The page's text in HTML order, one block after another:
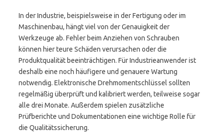
In der Industrie, beispielsweise in der Fertigung oder im
Maschinenbau, hängt viel von der Genauigkeit der
Werkzeuge ab. Fehler beim Anziehen von Schrauben
können hier teure Schäden verursachen oder die
Produktqualität beeinträchtigen. Für Industrieanwender ist
deshalb eine noch häufigere und genauere Wartung
notwendig. Elektronische Drehmomentschlüssel sollten
regelmäßig überprüft und kalibriert werden, teilweise sogar
alle drei Monate. Außerdem spielen zusätzliche
Prüfberichte und Dokumentationen eine wichtige Rolle für
die Qualitätssicherung.